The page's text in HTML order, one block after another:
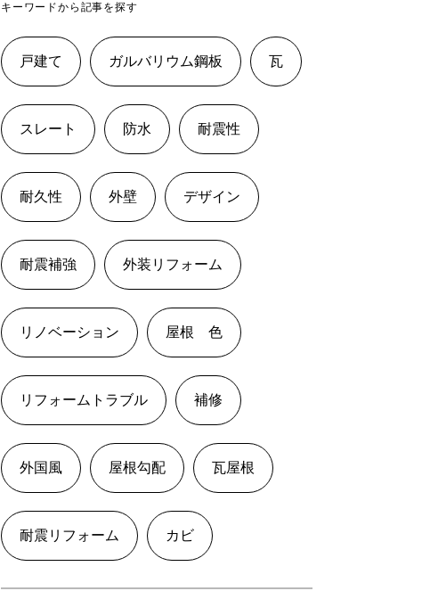
キーワードから記事を探す
戸建て ガルバリウム鋼板 瓦
スレート 防水 耐震性
耐久性 外壁 デザイン
耐震補強 外装リフォーム
リノベーション 屋根 色
リフォームトラブル 補修
外国風 屋根勾配 瓦屋根
耐震リフォーム カビ